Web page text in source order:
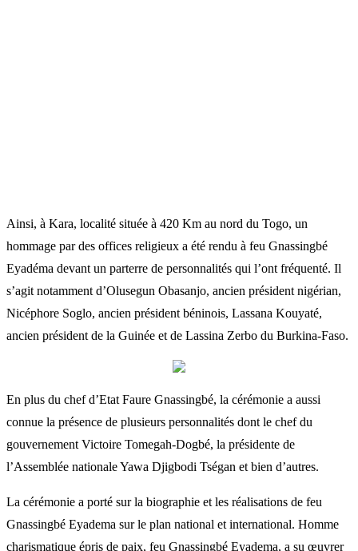
Ainsi, à Kara, localité située à 420 Km au nord du Togo, un
hommage par des offices religieux a été rendu à feu Gnassingbé
Eyadéma devant un parterre de personnalités qui l’ont fréquenté. Il
s’agit notamment d’Olusegun Obasanjo, ancien président nigérian,
Nicéphore Soglo, ancien président béninois, Lassana Kouyaté,
ancien président de la Guinée et de Lassina Zerbo du Burkina-Faso.
En plus du chef d’Etat Faure Gnassingbé, la cérémonie a aussi
connue la présence de plusieurs personnalités dont le chef du
gouvernement Victoire Tomegah-Dogbé, la présidente de
l’Assemblée nationale Yawa Djigbodi Tségan et bien d’autres.
La cérémonie a porté sur la biographie et les réalisations de feu
Gnassingbé Eyadema sur le plan national et international. Homme
charismatique épris de paix, feu Gnassingbé Eyadema, a su œuvrer